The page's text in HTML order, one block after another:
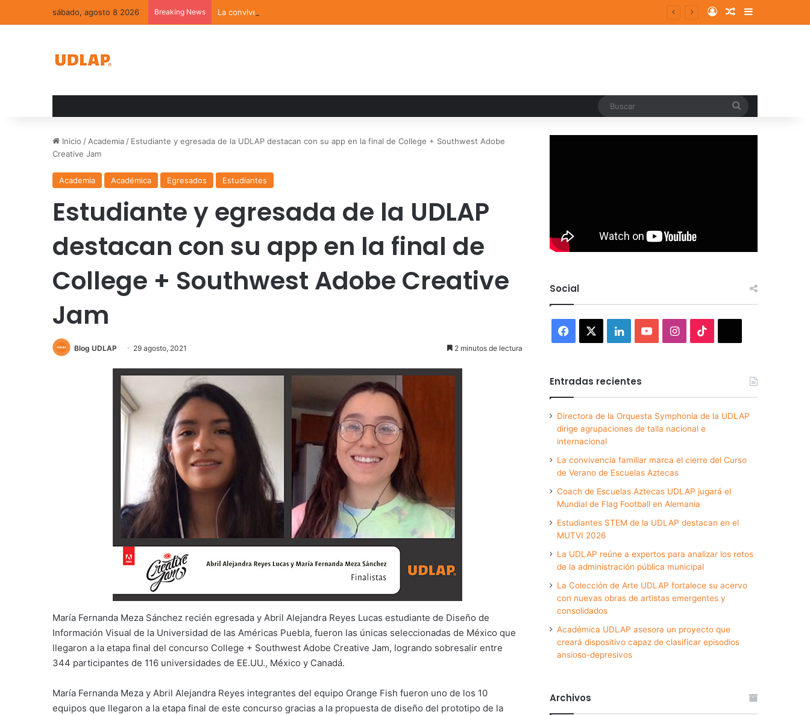
sábado, agosto 8 2026 Breaking News La convivencia familiar marca el cierre del Curso de Verano de Escuelas Aztecas Log InRandom Article
Sidebar
Inicio / Academia / Estudiante y egresada de la UDLAP destacan con su app en la final de College + Southwest Adobe
Creative Jam
Academia Académica Egresados Estudiantes
Estudiante y egresada de la UDLAP
destacan con su app en la final de
College + Southwest Adobe Creative
Jam
Blog UDLAP 29 agosto, 2021 2 minutos de lectura
María Fernanda Meza Sánchez recién egresada y Abril Alejandra Reyes Lucas estudiante de Diseño de
Información Visual de la Universidad de las Américas Puebla, fueron las únicas seleccionadas de México que
llegaron a la etapa final del concurso College + Southwest Adobe Creative Jam, logrando sobresalir entre
344 participantes de 116 universidades de EE.UU., México y Canadá.
María Fernanda Meza y Abril Alejandra Reyes integrantes del equipo Orange Fish fueron uno de los 10
equipos que llegaron a la etapa final de este concurso gracias a la propuesta de diseño del prototipo de la
Social
Facebook LinkedInYouTubeInstagram
Entradas recientes
Directora de la Orquesta Symphonia de la UDLAP
dirige agrupaciones de talla nacional e
internacional
La convivencia familiar marca el cierre del Curso
de Verano de Escuelas Aztecas
Coach de Escuelas Aztecas UDLAP jugará el
Mundial de Flag Football en Alemania
Estudiantes STEM de la UDLAP destacan en el
MUTVI 2026
La UDLAP reúne a expertos para analizar los retos
de la administración pública municipal
La Colección de Arte UDLAP fortalece su acervo
con nuevas obras de artistas emergentes y
consolidados
Académica UDLAP asesora un proyecto que
creará dispositivo capaz de clasificar episodios
ansioso-depresivos
Archivos